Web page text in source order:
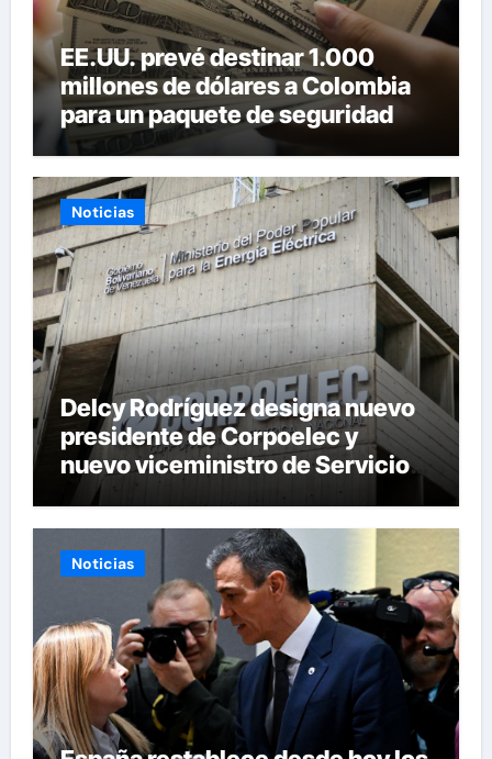
EE.UU. prevé destinar 1.000
millones de dólares a Colombia
para un paquete de seguridad
Noticias
Delcy Rodríguez designa nuevo
presidente de Corpoelec y
nuevo viceministro de Servicios
Eléctricos
Noticias